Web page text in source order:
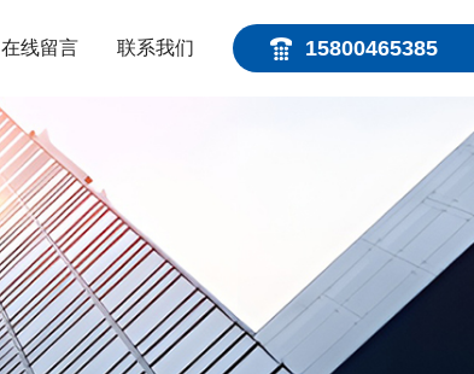
15800465385
在线留言 联系我们